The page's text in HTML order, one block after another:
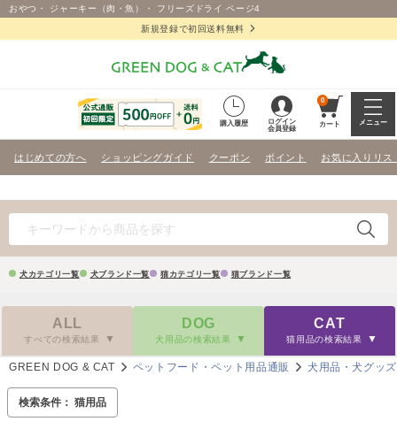
おやつ・ ジャーキー（肉・魚）・ フリーズドライ ページ4
新規登録で初回送料無料
購入履歴
ログイン
会員登録
0
カート メニュー
はじめての方へ ショッピングガイド クーポン ポイント お気に入りリス
犬カテゴリ一覧 犬ブランド一覧 猫カテゴリ一覧 猫ブランド一覧
ALL
すべての検索結果
DOG
犬用品の検索結果
CAT
猫用品の検索結果
GREEN DOG & CAT ペットフード・ペット用品通販 犬用品・犬グッズ
検索条件： 猫用品